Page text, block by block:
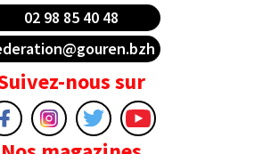
02 98 85 40 48
nous sur